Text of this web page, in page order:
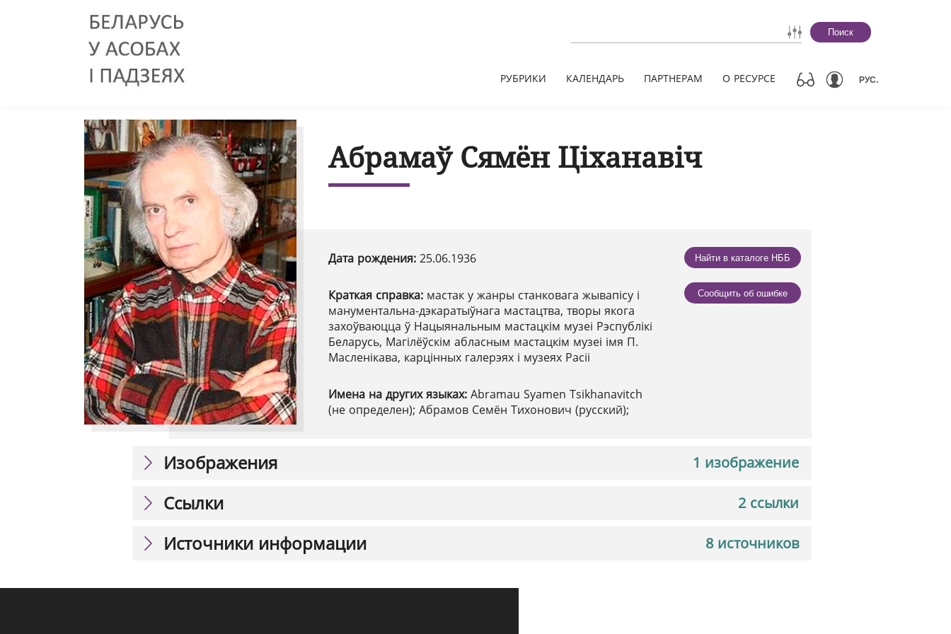
Поиск
РУБРИКИ КАЛЕНДАРЬ ПАРТНЕРАМ О РЕСУРСЕ РУС.
Абрамаў Сямён Ціханавіч
Дата рождения: 25.06.1936
Краткая справка: мастак у жанры станковага жывапісу і
манументальна-дэкаратыўнага мастацтва, творы якога
захоўваюцца ў Нацыянальным мастацкім музеі Рэспублікі
Беларусь, Магілёўскім абласным мастацкім музеі імя П.
Масленікава, карцінных галерэях і музеях Расіі
Имена на других языках: Abramau Syamen Tsikhanavitch
(не определен); Абрамов Семён Тихонович (русский);
Найти в каталоге НББ
Сообщить об ошибке
1 изображение
Изображения
2 ссылки
Ссылки
8 источников
Источники информации